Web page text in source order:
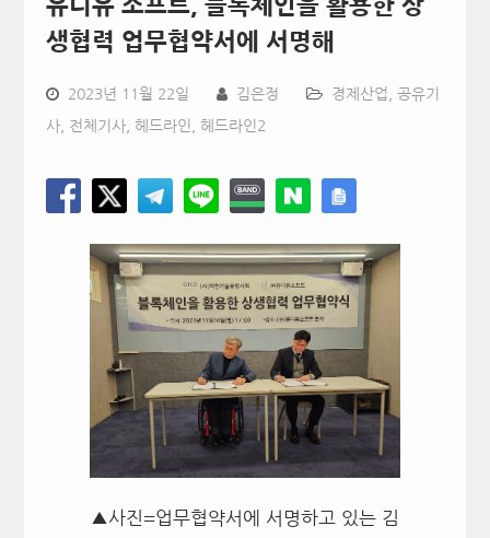
유디유 소프트, 블록체인을 활용한 상
생협력 업무협약서에 서명해
2023년 11월 22일 김은정 경제산업 공유기
사, 전체기사, 헤드라인 헤드라인2
▲사진=업무협약서에 서명하고 있는 김